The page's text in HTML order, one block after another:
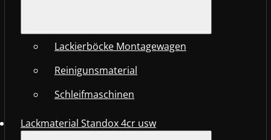
Lackierböcke Montagewagen
Reinigunsmaterial
Schleifmaschinen
Lackmaterial Standox 4cr usw